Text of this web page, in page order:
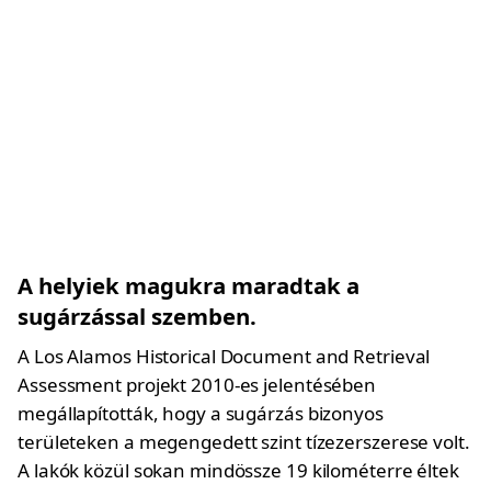
A helyiek magukra maradtak a
sugárzással szemben.
A Los Alamos Historical Document and Retrieval
Assessment projekt 2010-es jelentésében
megállapították, hogy a sugárzás bizonyos
területeken a megengedett szint tízezerszerese volt.
A lakók közül sokan mindössze 19 kilométerre éltek